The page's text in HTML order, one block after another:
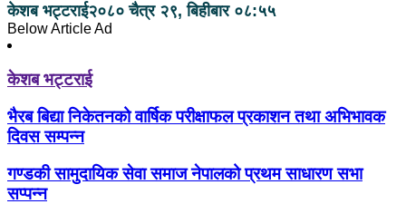
केशब भट्टराई२०८० चैत्र २९, बिहीबार ०८:५५
Below Article Ad
केशब भट्टराई
भैरब बिद्या निकेतनको वार्षिक परीक्षाफल प्रकाशन तथा अभिभावक
दिवस सम्पन्न
गण्डकी सामुदायिक सेवा समाज नेपालको प्रथम साधारण सभा
सप्पन्न